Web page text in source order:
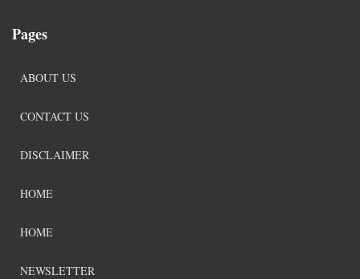
Pages
ABOUT US
CONTACT US
DISCLAIMER
HOME
HOME
NEWSLETTER